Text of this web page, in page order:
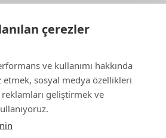
çerezler
ve kullanımı hakkında
etmek, sosyal medya özellikleri
geliştirmek ve
herhangi bir konuda
gerçekten yardımcı olur.